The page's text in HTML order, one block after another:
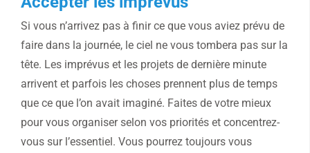
Si vous n’arrivez pas à finir ce que vous aviez prévu de
faire dans la journée, le ciel ne vous tombera pas sur la
tête. Les imprévus et les projets de dernière minute
arrivent et parfois les choses prennent plus de temps
que ce que l’on avait imaginé. Faites de votre mieux
pour vous organiser selon vos priorités et concentrez-
vous sur l’essentiel. Vous pourrez toujours vous